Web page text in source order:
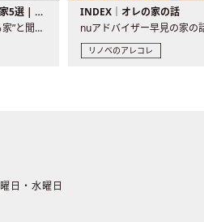
バーカウンターのある家5選 | 日常に馴染む“距離の近い”キッチンとは
“バーカウンターのある家”と聞くと、少し特別な、大人のための..
INDEX｜オレの家の話
リノベのアレコレ
日・水曜日